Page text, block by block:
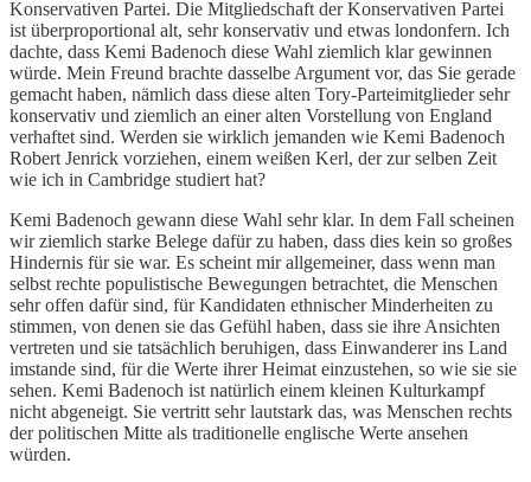
Konservativen Partei. Die Mitgliedschaft der Konservativen Partei
ist überproportional alt, sehr konservativ und etwas londonfern. Ich
dachte, dass Kemi Badenoch diese Wahl ziemlich klar gewinnen
würde. Mein Freund brachte dasselbe Argument vor, das Sie gerade
gemacht haben, nämlich dass diese alten Tory-Parteimitglieder sehr
konservativ und ziemlich an einer alten Vorstellung von England
verhaftet sind. Werden sie wirklich jemanden wie Kemi Badenoch
Robert Jenrick vorziehen, einem weißen Kerl, der zur selben Zeit
wie ich in Cambridge studiert hat?
Kemi Badenoch gewann diese Wahl sehr klar. In dem Fall scheinen
wir ziemlich starke Belege dafür zu haben, dass dies kein so großes
Hindernis für sie war. Es scheint mir allgemeiner, dass wenn man
selbst rechte populistische Bewegungen betrachtet, die Menschen
sehr offen dafür sind, für Kandidaten ethnischer Minderheiten zu
stimmen, von denen sie das Gefühl haben, dass sie ihre Ansichten
vertreten und sie tatsächlich beruhigen, dass Einwanderer ins Land
imstande sind, für die Werte ihrer Heimat einzustehen, so wie sie sie
sehen. Kemi Badenoch ist natürlich einem kleinen Kulturkampf
nicht abgeneigt. Sie vertritt sehr lautstark das, was Menschen rechts
der politischen Mitte als traditionelle englische Werte ansehen
würden.